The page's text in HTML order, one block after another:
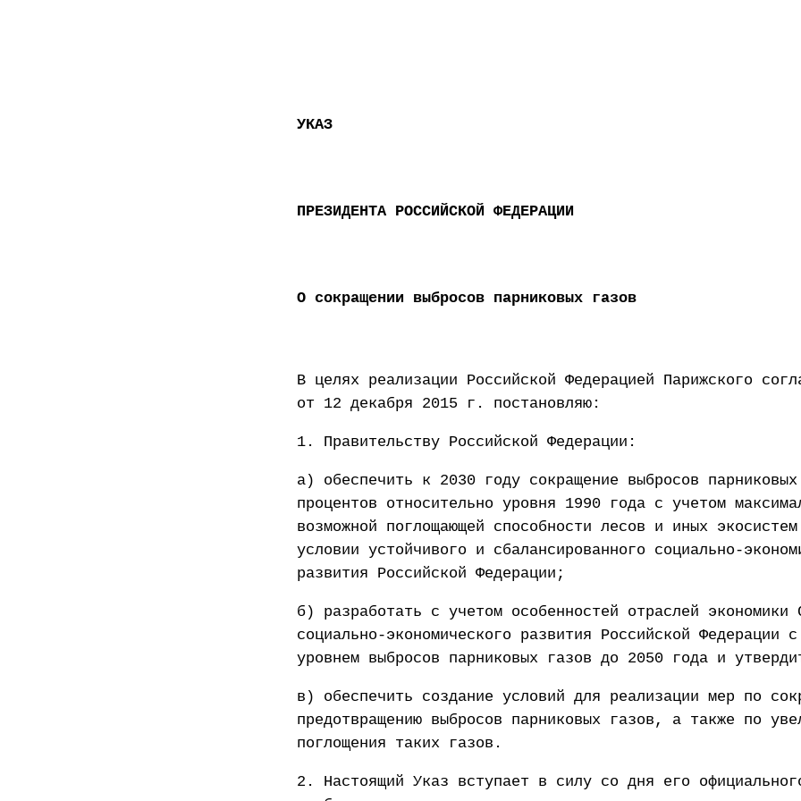
УКАЗ
ПРЕЗИДЕНТА РОССИЙСКОЙ ФЕДЕРАЦИИ
О сокращении выбросов парниковых газов
В целях реализации Российской Федерацией Парижского
от 12 декабря 2015 г. постановляю:
1. Правительству Российской Федерации:
а) обеспечить к 2030 году сокращение выбросов
процентов относительно уровня 1990 года с учетом
возможной поглощающей способности лесов и иных
условии устойчивого и сбалансированного социально-
развития Российской Федерации;
б) разработать с учетом особенностей отраслей экономики
социально-экономического развития Российской Федерации
уровнем выбросов парниковых газов до 2050 года и
в) обеспечить создание условий для реализации мер по
предотвращению выбросов парниковых газов, а также по
поглощения таких газов.
2. Настоящий Указ вступает в силу со дня его